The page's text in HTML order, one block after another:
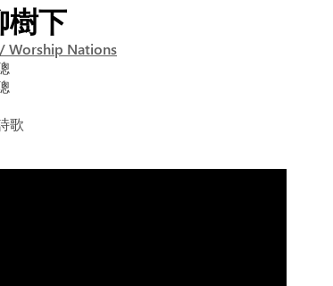
樹下
Worship Nations
歌